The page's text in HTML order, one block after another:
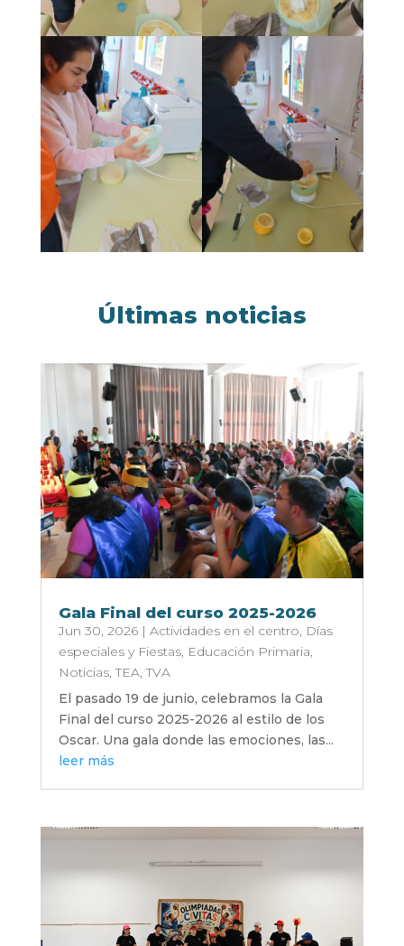
Últimas noticias
Gala Final del curso 2025-2026
Jun 30, 2026| Actividades en el centro, Días
especiales y Fiestas, Educación Primaria,
Noticias,TEA,TVA
El pasado 19 de junio, celebramos la Gala
Final del curso 2025-2026 al estilo de los
Oscar. Una gala donde las emociones, las...
leer más